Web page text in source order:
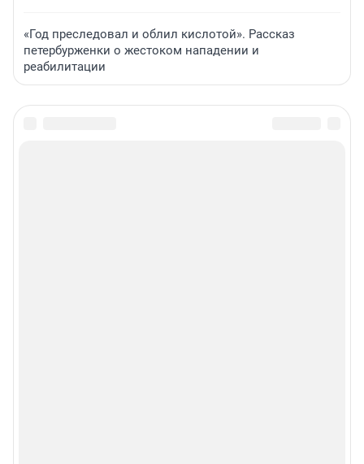
«Год преследовал и облил кислотой». Рассказ
петербурженки о жестоком нападении и
реабилитации